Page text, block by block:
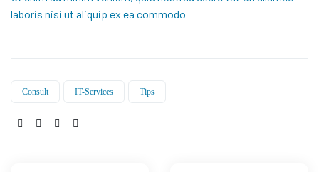
laboris nisi ut aliquip ex ea commodo
Consult IT-Services Tips
Share: